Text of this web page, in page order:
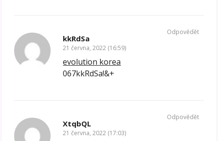
kkRdSa
21 června, 2022 (16:59)
evolution korea
067kkRdSa!&+
Odpovědět
XtqbQL
21 června, 2022 (17:03)
Odpovědět